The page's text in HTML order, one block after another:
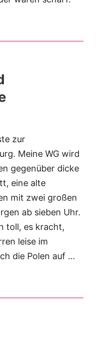
zur
Meine WG wird
gegenüber dicke
eine alte
mit zwei großen
ab sieben Uhr.
toll, es kracht,
leise im
die Polen auf …